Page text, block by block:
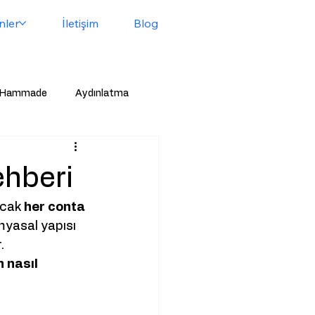
İletişim Blog
Hammade Aydınlatma
Basınç Dengeleme Valfi
her conta
yapısı